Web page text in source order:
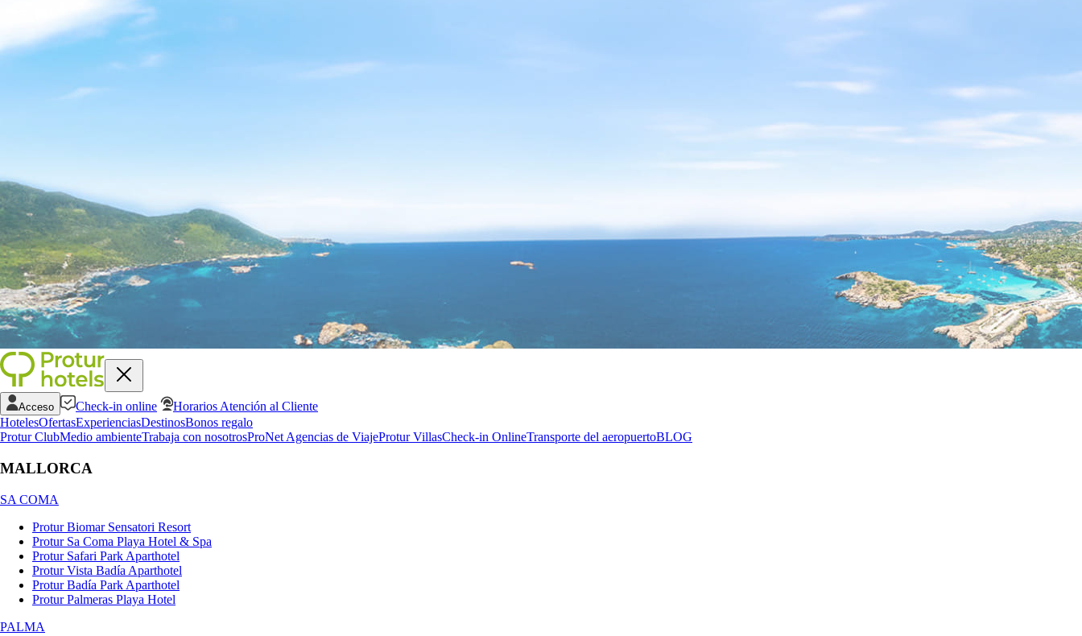
Acceso Check-in online
Horarios Atención al Cliente
HotelesOfertasExperienciasDestinosBonos regalo
Protur ClubMedio ambienteTrabaja con nosotrosProNet Agencias de ViajeProtur VillasCheck-in OnlineTransporte del aeropuertoBLOG
MALLORCA
SA COMA
Protur Biomar Sensatori Resort
Protur Sa Coma Playa Hotel & Spa
Protur Safari Park Aparthotel
Protur Vista Badía Aparthotel
Protur Badía Park Aparthotel
Protur Palmeras Playa Hotel
PALMA